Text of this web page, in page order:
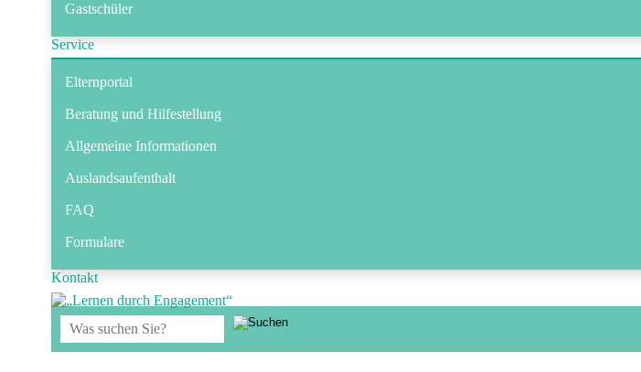
Gastschüler
Service
Elternportal
Beratung und Hilfestellung
Allgemeine Informationen
Auslandsaufenthalt
FAQ
Formulare
Kontakt